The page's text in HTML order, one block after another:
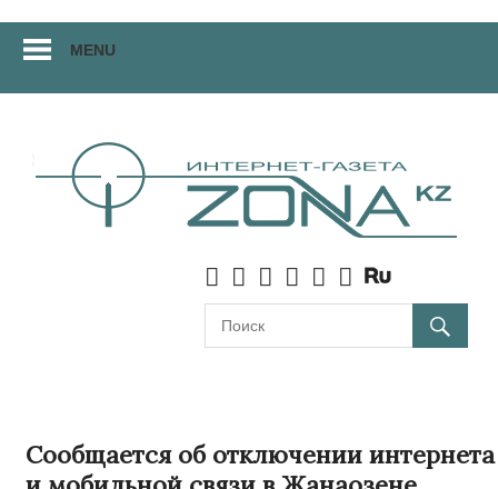
Перейти
материалам
MENU
Сообщается об отключении интернета